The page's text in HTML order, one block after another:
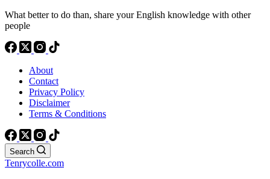
What better to do than, share your English knowledge with other
people
About
Contact
Privacy Policy
Disclaimer
Terms & Conditions
Search
Tenrycolle.com